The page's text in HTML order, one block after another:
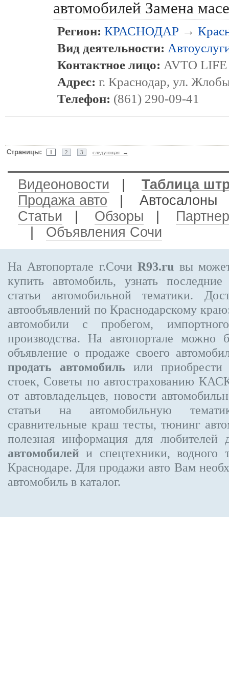
автомобилей Замена
Регион: КРАСНОДАР →
Вид деятельности:
Контактное лицо: AVTO LIFE
Адрес: г. Краснодар, ул.
Телефон: (861) 290-09-41
Страницы: 1 2 3 следующая →
Видеоновости
Таблица
Продажа авто |
Статьи
Обзоры
Объявления Сочи
На Автопортале г.СочиR93.ru вы
купить автомобиль, узнать
статьи автомобильной тематики.
автообъявлений по Краснодарскому
автомобили с пробегом,
производства. На автопортале можно
объявление о продаже своего
продать автомобиль или
стоек, Советы по автострахованию
от автовладельцев, новости
статьи на автомобильную
сравнительные краш тесты, тюнинг
полезная информация для любителей
автомобилей и спецтехники, водного
Краснодаре. Для продажи авто Вам
автомобиль в каталог.